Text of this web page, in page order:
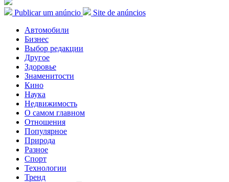
Publicar um anúncio
Site de anúncios
Автомобили
Бизнес
Выбор редакции
Другое
Здоровье
Знаменитости
Кино
Наука
Недвижимость
О самом главном
Отношения
Популярное
Природа
Разное
Спорт
Технологии
Тренд